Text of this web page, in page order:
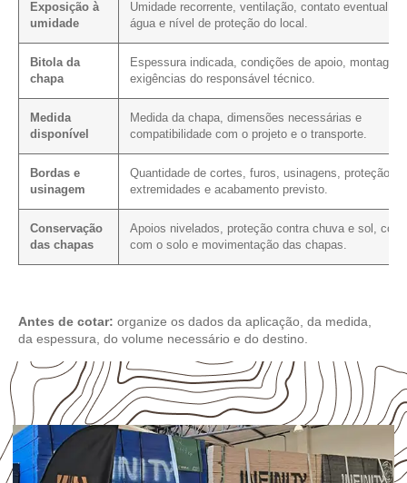
Exposição à
umidade
Umidade recorrente, ventilação, contato eventual
água e nível de proteção do local.
Bitola da
chapa
Espessura indicada, condições de apoio,
exigências do responsável técnico.
Medida
disponível
Medida da chapa, dimensões necessárias e
compatibilidade com o projeto e o transporte.
Bordas e
usinagem
Quantidade de cortes, furos, usinagens, proteção
extremidades e acabamento previsto.
Conservação
das chapas
Apoios nivelados, proteção contra chuva e sol,
com o solo e movimentação das chapas.
Antes de cotar: organize os dados da aplicação, da medida,
da espessura, do volume necessário e do destino.